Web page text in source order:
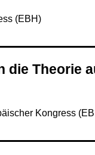
(EBH)
die Theorie
Kongress